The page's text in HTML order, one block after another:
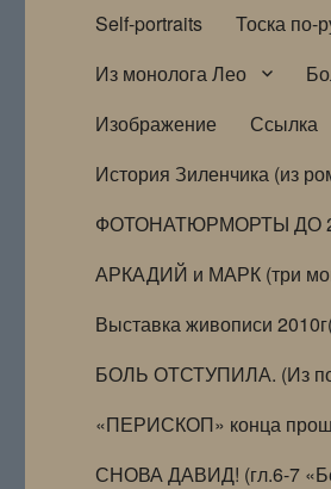
Self-portraits
Тоска по-
Из монолога Лео
Изображение
Ссылка
История Зиленчика (из
ФОТОНАТЮРМОРТЫ ДО
АРКАДИЙ и МАРК (три
Выставка живописи
БОЛЬ ОТСТУПИЛА. (Из
«ПЕРИСКОП» конца
СНОВА ДАВИД! (гл.6-7